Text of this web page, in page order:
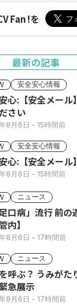
Fan !を
最新の記事
安全安心情報
心:【安全メー
さい
8月6日 - 15時間前
安全安心情報
心:【安全メール
8月6日 - 15時間前
ニュース
流行 前の週の3倍に増加【上越保
内】
8月6日 - 17時間前
ニュース
呼ぶ？ うみがた
急展示
8月6日 - 17時間前